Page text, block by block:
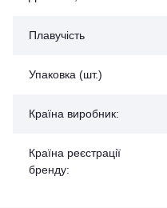
Плавучість
Упаковка (шт.)
Країна виробник:
Країна реєстрації
бренду: